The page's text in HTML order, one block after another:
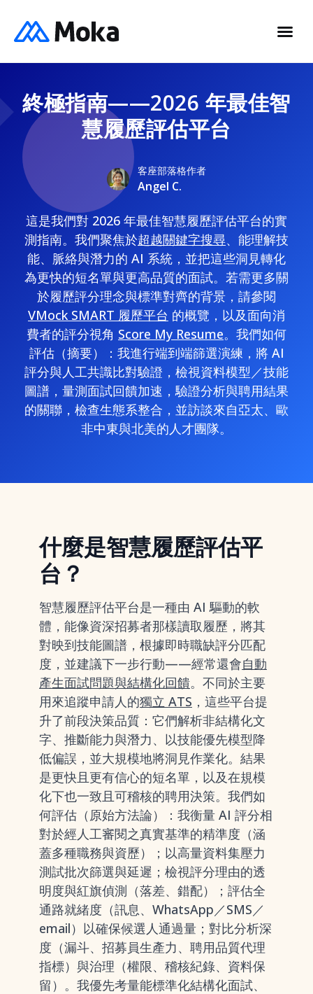
終極指南——2026 年最佳智
慧履歷評估平台
客座部落格作者
Angel C.
這是我們對 2026 年最佳智慧履歷評估平台的實
測指南。我們聚焦於超越關鍵字搜尋、能理解技
能、脈絡與潛力的 AI 系統，並把這些洞見轉化
為更快的短名單與更高品質的面試。若需更多關
於履歷評分理念與標準對齊的背景，請參閱
VMock SMART 履歷平台 的概覽，以及面向消
費者的評分視角 Score My Resume。我們如何
評估（摘要）：我進行端到端篩選演練，將 AI
評分與人工共識比對驗證，檢視資料模型／技能
圖譜，量測面試回饋加速，驗證分析與聘用結果
的關聯，檢查生態系整合，並訪談來自亞太、歐
非中東與北美的人才團隊。
什麼是智慧履歷評估平
台？
智慧履歷評估平台是一種由 AI 驅動的軟
體，能像資深招募者那樣讀取履歷，將其
對映到技能圖譜，根據即時職缺評分匹配
度，並建議下一步行動——經常還會自動
產生面試問題與結構化回饋。不同於主要
用來追蹤申請人的獨立 ATS ，這些平台提
升了前段決策品質：它們解析非結構化文
字、推斷能力與潛力、以技能優先模型降
低偏誤，並大規模地將洞見作業化。結果
是更快且更有信心的短名單，以及在規模
化下也一致且可稽核的聘用決策。我們如
何評估（原始方法論）：我衡量 AI 評分相
對於經人工審閱之真實基準的精準度（涵
蓋多種職務與資歷）；以高量資料集壓力
測試批次篩選與延遲；檢視評分理由的透
明度與紅旗偵測（落差、錯配）；評估全
通路就緒度（訊息、WhatsApp／SMS／
email）以確保候選人通過量；對比分析深
度（漏斗、招募員生產力、聘用品質代理
指標）與治理（權限、稽核紀錄、資料保
留）。我優先考量能標準化結構化面試、